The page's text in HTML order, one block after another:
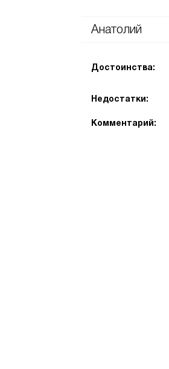
Анатолий
Достоинства:
Недостатки:
Комментарий: